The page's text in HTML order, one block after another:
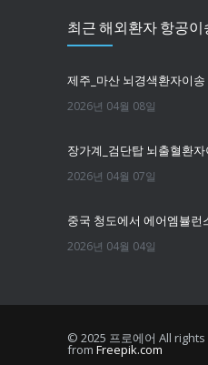
최근 해외환자 항공이
제주_마산 뇌경색환자이송
2026년 04월 08일
장가계_검단탑 뇌출혈환자
2026년 04월 07일
중국 청도에서 에어엠뷸런
2026년 04월 04일
한국에서 뉴욕까지 치매환
© 2025 프로에어 All
from Freepik.com